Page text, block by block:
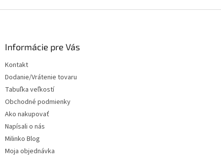
Informácie pre Vás
Kontakt
Dodanie/Vrátenie tovaru
Tabuľka veľkostí
Obchodné podmienky
Ako nakupovať
Napísali o nás
Milinko Blog
Moja objednávka